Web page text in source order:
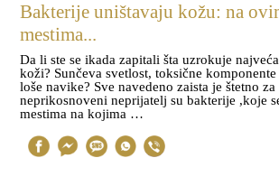
Bakterije uništavaju kožu: na
mestima...
Da li ste se ikada zapitali šta uzrokuje
koži? Sunčeva svetlost, toksične
loše navike? Sve navedeno zaista je štetno
neprikosnoveni neprijatelj su bakterije ,koje
mestima na kojima …